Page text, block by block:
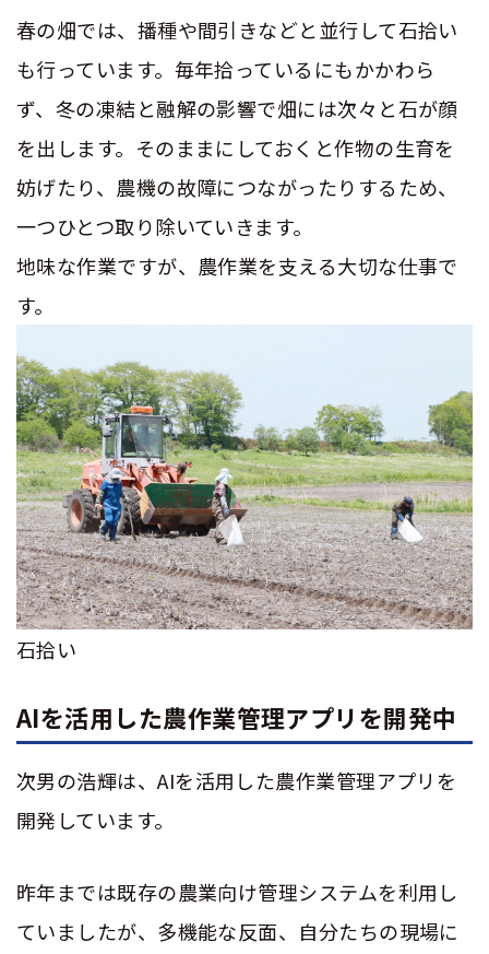
春の畑では、播種や間引きなどと並行して石拾い
も行っています。毎年拾っているにもかかわら
ず、冬の凍結と融解の影響で畑には次々と石が顔
を出します。そのままにしておくと作物の生育を
妨げたり、農機の故障につながったりするため、
一つひとつ取り除いていきます。
地味な作業ですが、農作業を支える大切な仕事で
す。
石拾い
AIを活用した農作業管理アプリを開発中
次男の浩輝は、AIを活用した農作業管理アプリを
開発しています。
昨年までは既存の農業向け管理システムを利用し
ていましたが、多機能な反面、自分たちの現場に